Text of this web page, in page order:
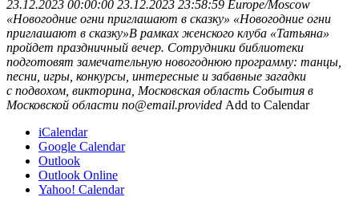
23.12.2023 00:00:00 23.12.2023 23:58:59 Europe/Moscow
«Новогодние огни приглашают в сказку» «Новогодние огни
приглашают в сказку»В рамках женского клуба «Татьяна»
пройдет праздничный вечер. Сотрудники библиотеки
подготовят замечательную новогоднюю программу: танцы,
песни, игры, конкурсы, интересные и забавные загадки
с подвохом, викторина, Московская область События в
Московской области no@email.provided Add to Calendar
iCalendar
Google Calendar
Outlook
Outlook Online
Yahoo! Calendar